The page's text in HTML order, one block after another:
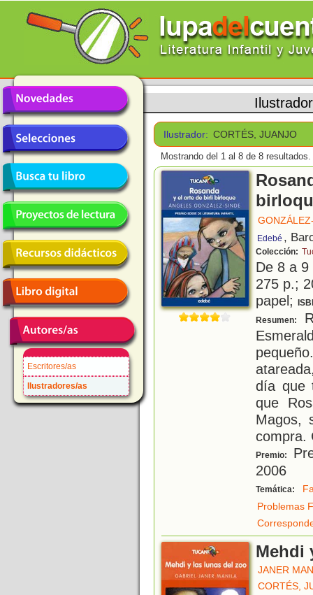
Escritores/as
Ilustradores/as
Ilustrador: CORTÉS, JUANJO
Mostrando del 1 al 8 de 8 resultados.
Edebé ,
Colección:
De 8 a
275 p.;
papel;
Resumen:
día que
que
Magos,
compra.
Premio:
2006
Temática:
Problemas
Mehdi
JANER
CORTÉS,